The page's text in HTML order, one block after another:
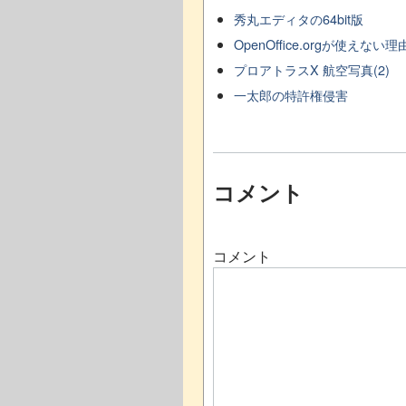
秀丸エディタの64bit版
OpenOffice.orgが使えない理
プロアトラスX 航空写真(2)
一太郎の特許権侵害
コメント
コメント